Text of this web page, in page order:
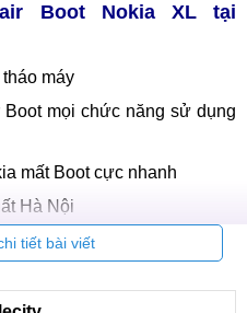
Boot Nokia XLtại
máy
mọi chức năng sử dụng
mất Boot cực nhanh
Hà Nội
nghiệm
theo dõi quá trình
tiết bài viết